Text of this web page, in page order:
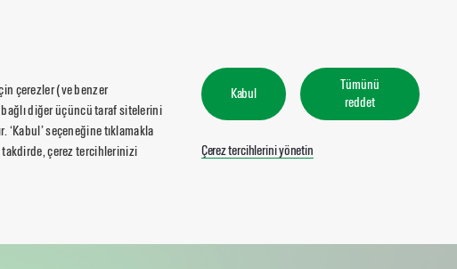
çerezler (ve benzer
diğer üçüncü taraf sitelerini
seçeneğine tıklamakla
çerez tercihlerinizi
Kabul
Tümünü
reddet
Çerez tercihlerini yönetin